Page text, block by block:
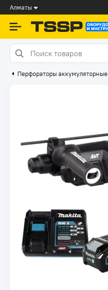
Алматы
Перфораторы аккумуляторные